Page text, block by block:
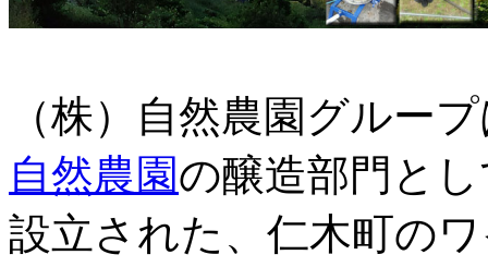
（株）自然農園グルー
自然農園の醸造部門と
設立された、仁木町の